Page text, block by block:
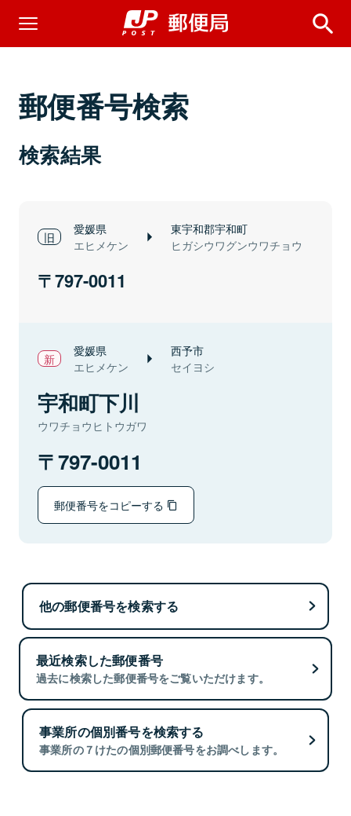
郵便番号検索
検索結果
愛媛県
エヒメケン
東宇和郡宇和町
ヒガシウワグンウワチョウ
797-0011
愛媛県
エヒメケン
西予市
セイヨシ
宇和町下川
ウワチョウヒトウガワ
797-0011
郵便番号をコピーする
他の郵便番号を検索する
最近検索した郵便番号
過去に検索した郵便番号をご覧いただけます。
事業所の個別番号を検索する
事業所の７けたの個別郵便番号をお調べします。